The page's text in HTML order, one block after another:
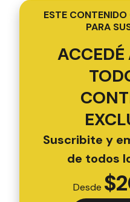
ESTE
PARA
ACCEDÉ
Suscribite y
de todos
Desde $